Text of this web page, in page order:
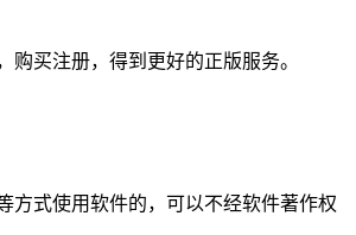
买注册，得到更好的正版服务。
方式使用软件的，可以不经软件著作权